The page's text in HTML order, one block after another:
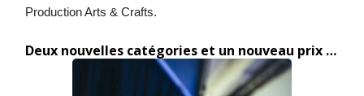
Production Arts & Crafts.
Deux nouvelles catégories et un nouveau prix …